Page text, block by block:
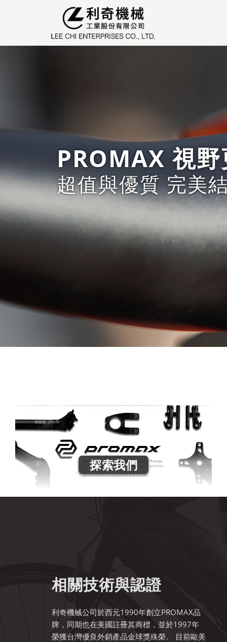
PROMAX 視
超值與優質 完美
探索我們
相關技術與認證
利奇機械公司於西元1990年創立PROMAX品
牌，同期也在美國註冊其商標，並於1997年
榮獲台灣優良外銷產品金球獎殊榮。 目前歐美